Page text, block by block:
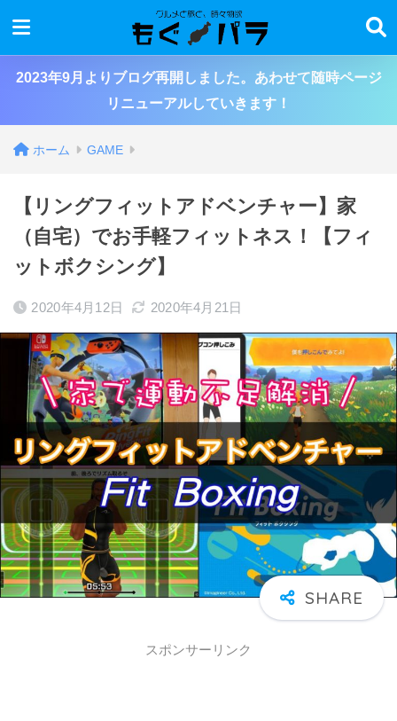
2023年9月よりブログ再開しました。あわせて随時ページ
リニューアルしていきます！
ホーム GAME
【リングフィットアドベンチャー】家
（自宅）でお手軽フィットネス！【フィ
ットボクシング】
2020年4月12日 2020年4月21日
スポンサーリンク